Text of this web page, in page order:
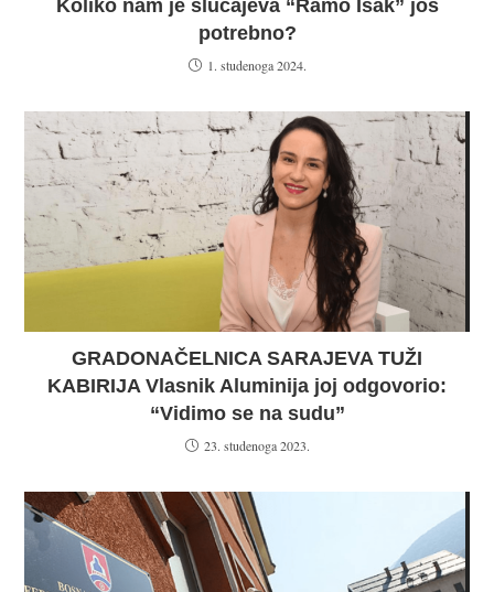
Koliko nam je slučajeva “Ramo Isak” još
potrebno?
1. studenoga 2024.
GRADONAČELNICA SARAJEVA TUŽI
KABIRIJA Vlasnik Aluminija joj odgovorio:
“Vidimo se na sudu”
23. studenoga 2023.